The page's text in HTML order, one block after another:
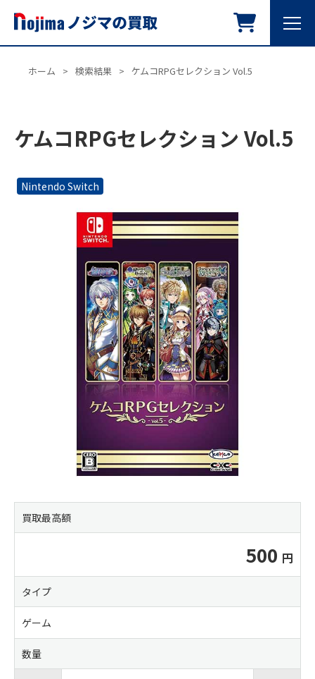
ホーム > 検索結果 > ケムコRPGセレクション Vol.5
ケムコRPGセレクション Vol.5
Nintendo Switch
買取最高額
500
タイプ
ゲーム
数量